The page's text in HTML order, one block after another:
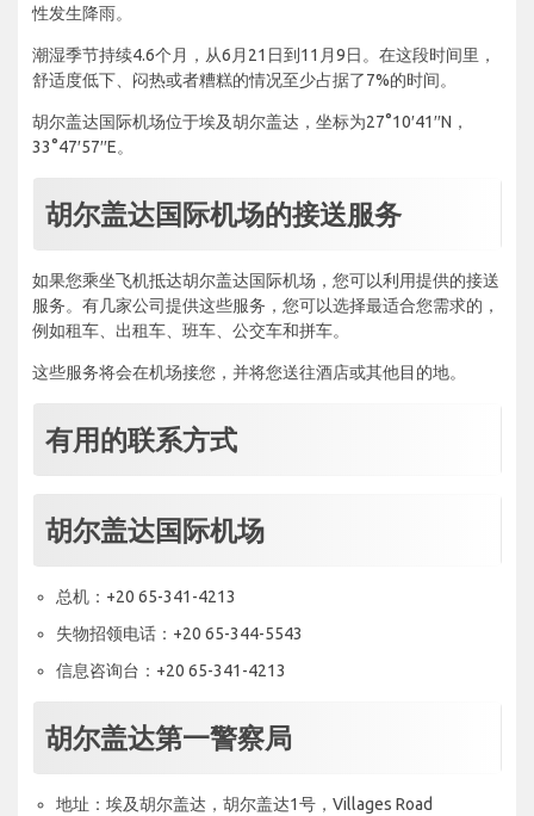
性发生降雨。
潮湿季节持续4.6个月，从6月21日到11月9日。在这段时间里，
舒适度低下、闷热或者糟糕的情况至少占据了7%的时间。
胡尔盖达国际机场位于埃及胡尔盖达，坐标为27°10′41′′N，
33°47′57′′E。
胡尔盖达国际机场的接送服务
如果您乘坐飞机抵达胡尔盖达国际机场，您可以利用提供的接送
服务。有几家公司提供这些服务，您可以选择最适合您需求的，
例如租车、出租车、班车、公交车和拼车。
这些服务将会在机场接您，并将您送往酒店或其他目的地。
有用的联系方式
胡尔盖达国际机场
总机：+20 65-341-4213
失物招领电话：+20 65-344-5543
信息咨询台：+20 65-341-4213
胡尔盖达第一警察局
地址：埃及胡尔盖达，胡尔盖达1号，Villages Road